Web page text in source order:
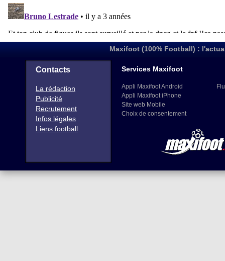
Maxifoot (100% Football) :
Contacts
La rédaction
Publicité
Recrutement
Infos légales
Liens football
Services Maxifoot
Appli Maxifoot Android
Appli Maxifoot iPhone
Site web Mobile
Choix de consentement